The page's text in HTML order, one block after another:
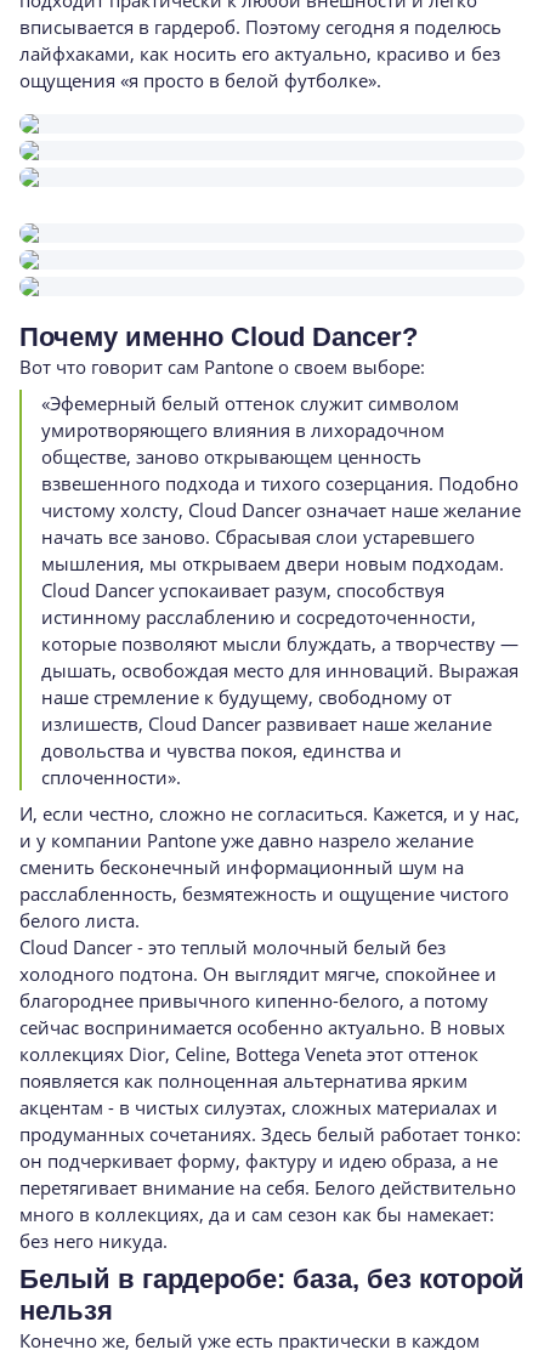
вписывается в гардероб. Поэтому сегодня я поделюсь
лайфхаками, как носить его актуально, красиво и без
ощущения «я просто в белой футболке».
Почему именно Cloud Dancer?
Вот что говорит сам Pantone о своем выборе:
«Эфемерный белый оттенок служит символом
умиротворяющего влияния в лихорадочном
обществе, заново открывающем ценность
взвешенного подхода и тихого созерцания. Подобно
чистому холсту, Cloud Dancer означает наше желание
начать все заново. Сбрасывая слои устаревшего
мышления, мы открываем двери новым подходам.
Cloud Dancer успокаивает разум, способствуя
истинному расслаблению и сосредоточенности,
которые позволяют мысли блуждать, а творчеству —
дышать, освобождая место для инноваций. Выражая
наше стремление к будущему, свободному от
излишеств, Cloud Dancer развивает наше желание
довольства и чувства покоя, единства и
сплоченности».
И, если честно, сложно не согласиться. Кажется, и у нас,
и у компании Pantone уже давно назрело желание
сменить бесконечный информационный шум на
расслабленность, безмятежность и ощущение чистого
белого листа.
Cloud Dancer - это теплый молочный белый без
холодного подтона. Он выглядит мягче, спокойнее и
благороднее привычного кипенно-белого, а потому
сейчас воспринимается особенно актуально. В новых
коллекциях Dior, Celine, Bottega Veneta этот оттенок
появляется как полноценная альтернатива ярким
акцентам - в чистых силуэтах, сложных материалах и
продуманных сочетаниях. Здесь белый работает тонко:
он подчеркивает форму, фактуру и идею образа, а не
перетягивает внимание на себя. Белого действительно
много в коллекциях, да и сам сезон как бы намекает:
без него никуда.
Белый в гардеробе: база, без которой
нельзя
Конечно же, белый уже есть практически в каждом